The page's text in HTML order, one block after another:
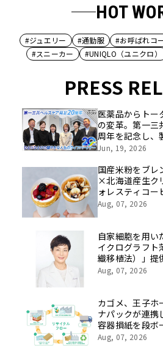
HOT
#ジュエリー #通勤服 #お呼ばれコ
#スニーカー
#UNIQLO（ユニクロ）
PRESS
医薬品からトー
の変革。第一三
周年を記念し、
挑戦の舞台や旧
像を公開！
Jun, 19, 2026
国産米粉をブレ
×北海道産生ク
ォレスティコ
て、８月１７日
Aug, 07, 2026
自家細胞を用い
イクログラフト
織移植法）」提
療法人社団 青
Aug, 07, 2026
カゴメ、王子ホ
ナパックが連携
容器損紙を段ボ
証を開始
Aug, 07, 2026